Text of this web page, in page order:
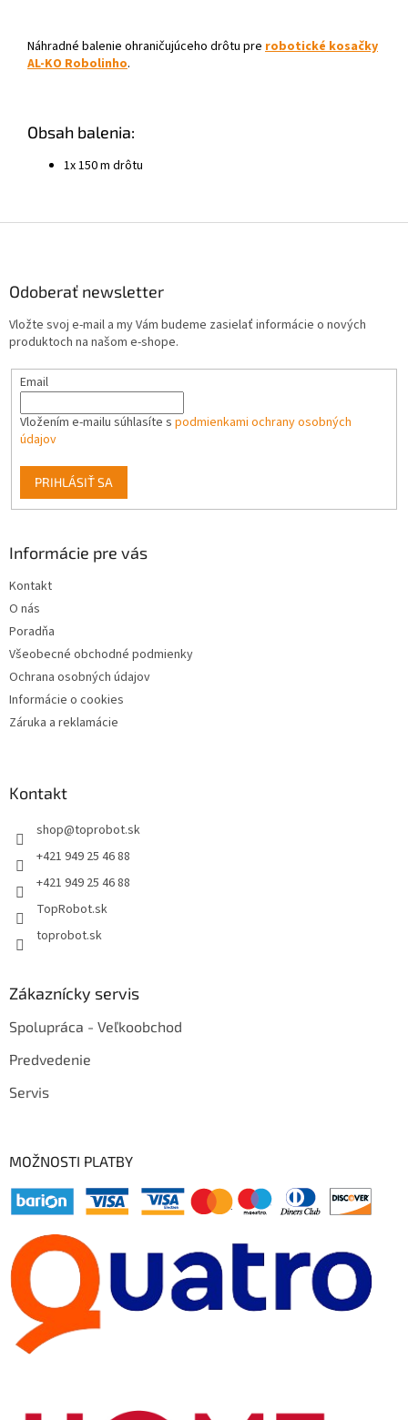
Náhradné balenie ohraničujúceho drôtu pre robotické kosačky
AL-KO Robolinho.
Obsah balenia:
1x 150 m drôtu
Odoberať newsletter
Vložte svoj e-mail a my Vám budeme zasielať informácie o nových
produktoch na našom e-shope.
Email
Vložením e-mailu súhlasíte s podmienkami ochrany osobných
údajov
PRIHLÁSIŤ SA
Informácie pre vás
Kontakt
O nás
Poradňa
Všeobecné obchodné podmienky
Ochrana osobných údajov
Informácie o cookies
Záruka a reklamácie
Kontakt
shop@toprobot.sk
+421 949 25 46 88
+421 949 25 46 88
TopRobot.sk
toprobot.sk
Zákaznícky servis
Spolupráca - Veľkoobchod
Predvedenie
Servis
MOŽNOSTI PLATBY